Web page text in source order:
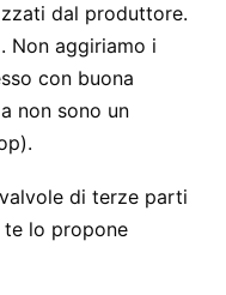
dal produttore.
Non aggiriamo i
con buona
non sono un
di terze parti
te lo propone